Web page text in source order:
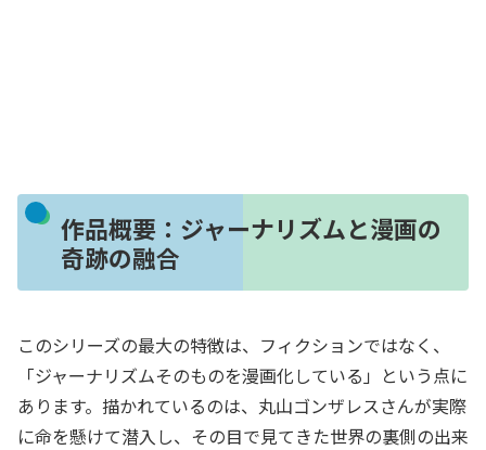
作品概要：ジャーナリズムと漫画の
奇跡の融合
このシリーズの最大の特徴は、フィクションではなく、
「ジャーナリズムそのものを漫画化している」という点に
あります。描かれているのは、丸山ゴンザレスさんが実際
に命を懸けて潜入し、その目で見てきた世界の裏側の出来